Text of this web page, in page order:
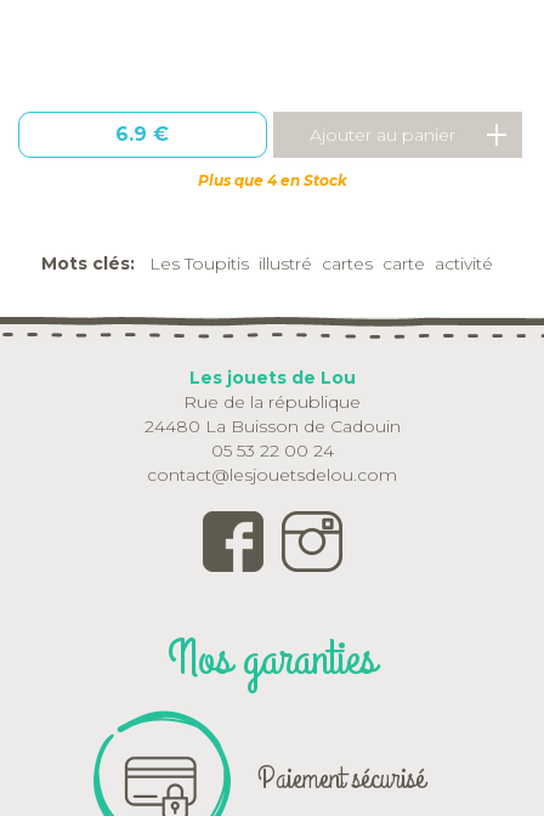
6.9 €
Plus que 4 en Stock
Mots clés: Les Toupitis illustré cartes carte activité
Les jouets de Lou
Rue de la république
24480 La Buisson de Cadouin
05 53 22 00 24
contact@lesjouetsdelou.com
Nos garanties
Paiement sécurisé